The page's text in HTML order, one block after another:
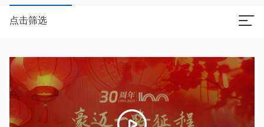
点击筛选